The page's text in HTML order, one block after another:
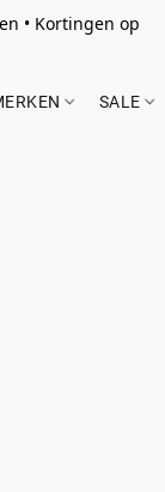
• Kortingen op
SALE